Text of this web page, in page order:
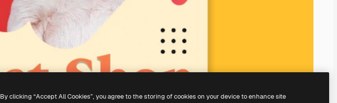
By clicking “Accept All Cookies”, you agree to the storing of cookies on your device to enhance site